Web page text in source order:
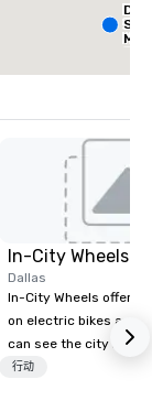
In-City Wheels
Dallas
In-City Wheels offers
on electric bikes and
can see the city in
possible. Our tours
行动